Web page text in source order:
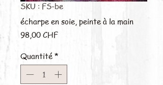
SKU : FS-be
écharpe en soie, peinte à la main
98,00 CHFPrix
Quantité *